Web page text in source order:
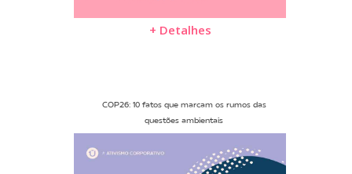
+ Detalhes
COP26: 10 fatos que marcam os rumos das
questões ambientais